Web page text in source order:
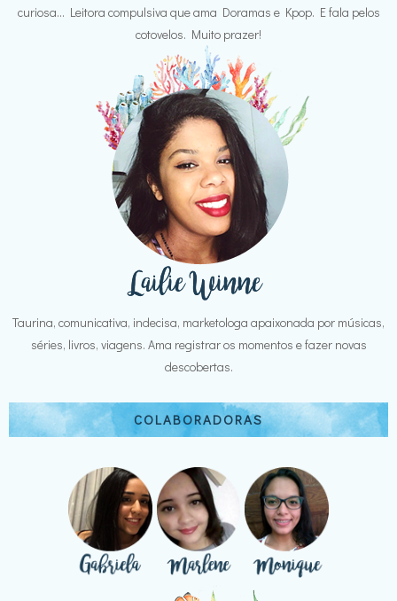
curiosa... Leitora compulsiva que ama Doramas e Kpop. E fala pelos
cotovelos. Muito prazer!
Taurina, comunicativa, indecisa, marketologa apaixonada por músicas,
séries, livros, viagens. Ama registrar os momentos e fazer novas
descobertas.
COLABORADORAS